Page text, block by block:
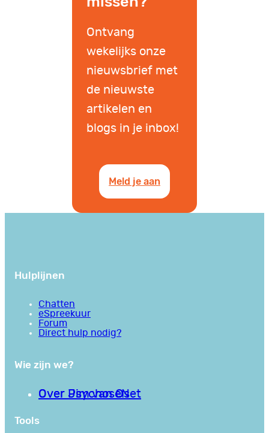
Ontvang
wekelijks onze
nieuwsbrief met
de nieuwste
artikelen en
blogs in je inbox!
Meld je aan
Hulplijnen
Chatten
eSpreekuur
Forum
Direct hulp nodig?
Wie zijn we?
Over PsychoseNet
Over Jim van Os
Tools